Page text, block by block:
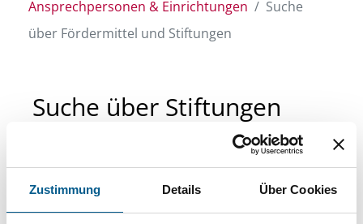
Zustimmung Details Über Cookies
Ansprechpersonen & Einrichtungen
Suche
über Fördermittel und Stiftungen
Suche über Stiftungen
Sie suchen finanzielle Unterstützung für ein